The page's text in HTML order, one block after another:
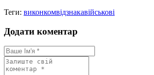
Теги: виконкомвідзнакавійськові
Додати коментар